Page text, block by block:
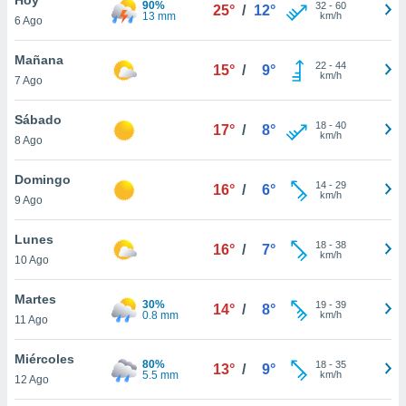
y
en
más
de
6 Ago
90%
13 mm
25° / 12° 32- 60
km/h
Mañana
7 Ago
15° / 9° 22- 44
km/h
Sábado
8 Ago
17° / 8° 18- 40
km/h
Domingo
9 Ago
16° / 6° 14- 29
km/h
Lunes
10 Ago
16° / 7° 18- 38
km/h
Martes
11 Ago
30%
0.8 mm
14° / 8° 19- 39
km/h
Miércoles
12 Ago
80%
5.5 mm
13° / 9° 18- 35
km/h